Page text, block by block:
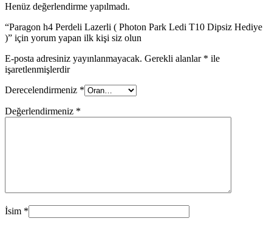
Henüz değerlendirme yapılmadı.
“Paragon h4 Perdeli Lazerli ( Photon Park Ledi T10 Dipsiz Hediye
)” için yorum yapan ilk kişi siz olun
E-posta adresiniz yayınlanmayacak. Gerekli alanlar * ile
işaretlenmişlerdir
Derecelendirmeniz *
Değerlendirmeniz *
İsim *